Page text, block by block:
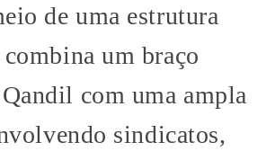
de uma estrutura
um braço
com uma ampla
sindicatos,